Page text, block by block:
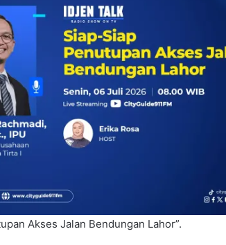
Akses Jalan Bendungan Lahor”.